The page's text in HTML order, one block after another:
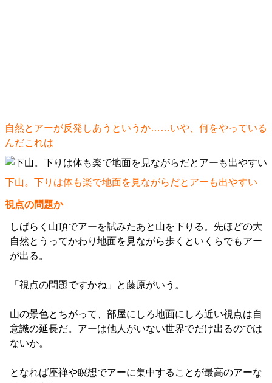
自然とアーが反発しあうというか……いや、何をやっている
んだこれは
下山。下りは体も楽で地面を見ながらだとアーも出やすい
視点の問題か
しばらく山頂でアーを試みたあと山を下りる。先ほどの大
自然とうってかわり地面を見ながら歩くといくらでもアー
が出る。
「視点の問題ですかね」と藤原がいう。
山の景色とちがって、部屋にしろ地面にしろ近い視点は自
意識の延長だ。アーは他人がいない世界でだけ出るのでは
ないか。
となれば座禅や瞑想でアーに集中することが最高のアーな